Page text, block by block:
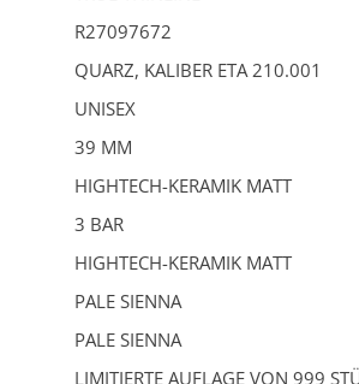
R27097672
QUARZ, KALIBER ETA 210.001
UNISEX
39 MM
HIGHTECH-KERAMIK MATT
3 BAR
HIGHTECH-KERAMIK MATT
PALE SIENNA
PALE SIENNA
LIMITIERTE AUFLAGE VON 999